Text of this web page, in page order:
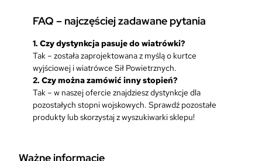
ł
FAQ – najczęściej zadawane pytania
1. Czy dystynkcja pasuje do wiatrówki?
Tak – została zaprojektowana z myślą o kurtce
wyjściowej i wiatrówce Sił Powietrznych.
2. Czy można zamówić inny stopień?
Tak – w naszej ofercie znajdziesz dystynkcje dla
pozostałych stopni wojskowych. Sprawdź pozostałe
produkty lub skorzystaj z wyszukiwarki sklepu!
Ważne informacje